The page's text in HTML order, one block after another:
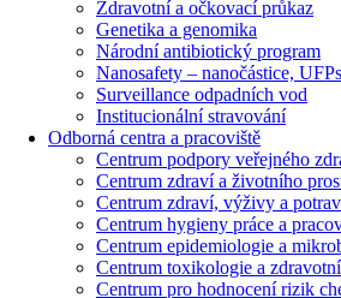
Zdravotní a očkovací průkaz
Genetika a genomika
Národní antibiotický program
Nanosafety – nanočástice,
Surveillance odpadních vod
Institucionální stravování
Odborná centra a pracoviště
Centrum podpory veřejného
Centrum zdraví a životního
Centrum zdraví, výživy a
Centrum hygieny práce a
Centrum epidemiologie a
Centrum toxikologie a
Centrum pro hodnocení rizik